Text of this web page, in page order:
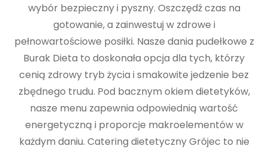
wybór bezpieczny i pyszny. Oszczędź czas na
gotowanie, a zainwestuj w zdrowe i
pełnowartościowe posiłki. Nasze dania pudełkowe z
Burak Dieta to doskonała opcja dla tych, którzy
cenią zdrowy tryb życia i smakowite jedzenie bez
zbędnego trudu. Pod bacznym okiem dietetyków,
nasze menu zapewnia odpowiednią wartość
energetyczną i proporcje makroelementów w
każdym daniu. Catering dietetyczny Grójec to nie